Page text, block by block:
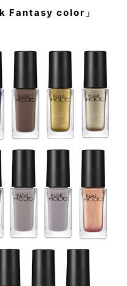
Fantasy color」